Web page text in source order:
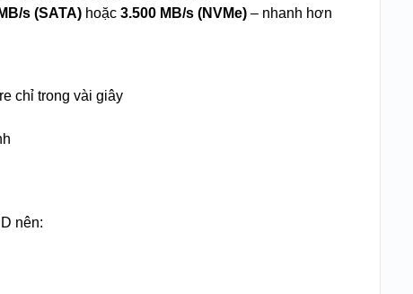
s (SATA) hoặc3.500 MB/s (NVMe) – nhanh hơn
chỉ trong vài giây
nên: